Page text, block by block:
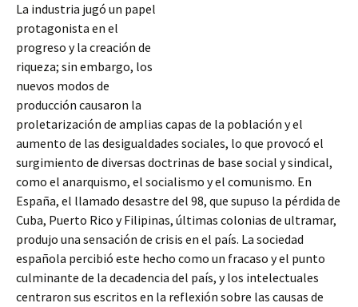
La industria jugó un papel
protagonista en el
progreso y la creación de
riqueza; sin embargo, los
nuevos modos de
producción causaron la
proletarización de amplias capas de la población y el
aumento de las desigualdades sociales, lo que provocó el
surgimiento de diversas doctrinas de base social y sindical,
como el anarquismo, el socialismo y el comunismo. En
España, el llamado desastre del 98, que supuso la pérdida de
Cuba, Puerto Rico y Filipinas, últimas colonias de ultramar,
produjo una sensación de crisis en el país. La sociedad
española percibió este hecho como un fracaso y el punto
culminante de la decadencia del país, y los intelectuales
centraron sus escritos en la reflexión sobre las causas de